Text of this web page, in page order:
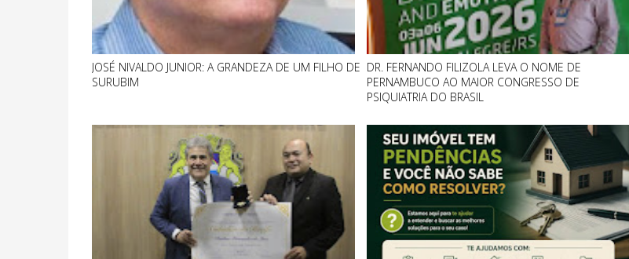
JOSÉ NIVALDO JUNIOR: A GRANDEZA DE UM FILHO DE
SURUBIM
DR. FERNANDO FILIZOLA LEVA O NOME DE
PERNAMBUCO AO MAIOR CONGRESSO DE
PSIQUIATRIA DO BRASIL